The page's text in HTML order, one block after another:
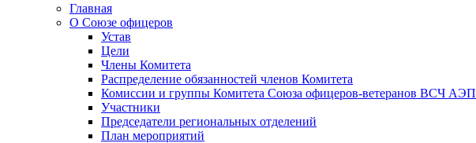
Главная
О Союзе офицеров
Устав
Цели
Члены Комитета
Распределение обязанностей членов Комитета
Комиссии и группы Комитета Союза офицеров-ветеранов ВСЧ АЭП
Участники
Председатели региональных отделений
План мероприятий